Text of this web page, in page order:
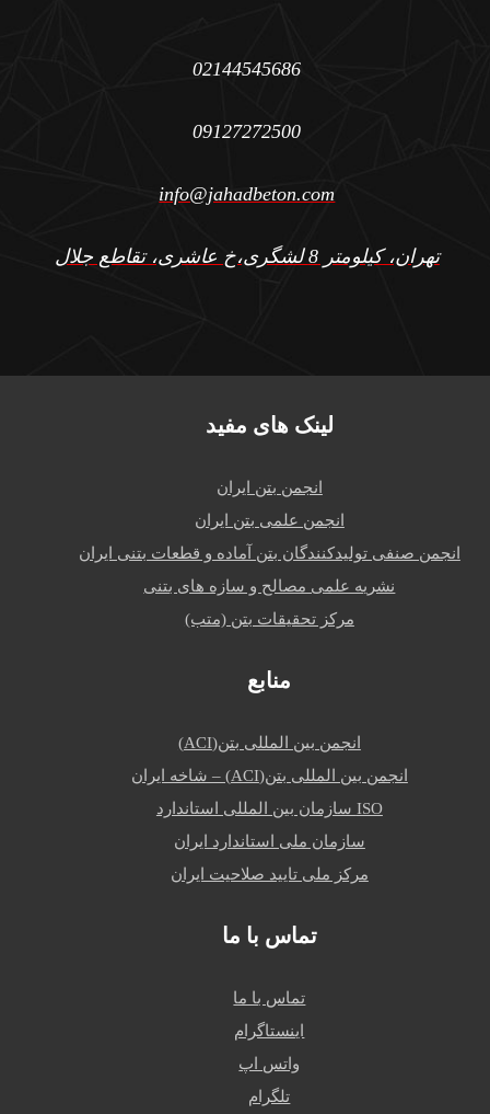
02144545686
09127272500
info@jahadbeton.com
تهران، کیلومتر 8 لشگری،خ عاشری، تقاطع جلال
لینک های مفید
انجمن بتن ایران
انجمن علمی بتن ایران
انجمن صنفی تولیدکنندگان بتن آماده و قطعات بتنی ایران
نشریه علمی مصالح و سازه های بتنی
مرکز تحقیقات بتن (متب)
منابع
انجمن بین المللی بتن(ACI)
انجمن بین المللی بتن(ACI) – شاخه ایران
ISO سازمان بین المللی استاندارد
سازمان ملی استاندارد ایران
مرکز ملی تایید صلاحیت ایران
تماس با ما
تماس با ما
اینستاگرام
واتس اپ
تلگرام